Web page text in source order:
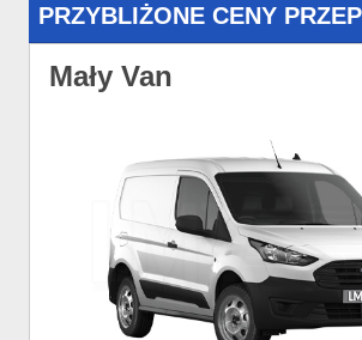
PRZYBLIŻONE CENY
Mały Van